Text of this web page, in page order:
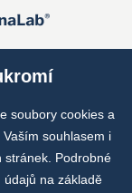
soubory cookies a
souhlasem i
stránek. Podrobné
na základě